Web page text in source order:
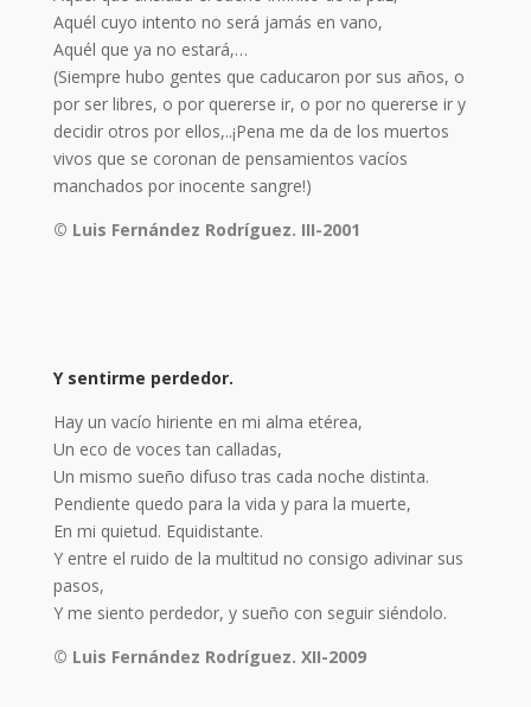
Aquél cuyo intento no será jamás en vano,
Aquél que ya no estará,…
(Siempre hubo gentes que caducaron por sus años, o
por ser libres, o por quererse ir, o por no quererse ir y
decidir otros por ellos,..¡Pena me da de los muertos
vivos que se coronan de pensamientos vacíos
manchados por inocente sangre!)
© Luis Fernández Rodríguez. III-2001
Y sentirme perdedor.
Hay un vacío hiriente en mi alma etérea,
Un eco de voces tan calladas,
Un mismo sueño difuso tras cada noche distinta.
Pendiente quedo para la vida y para la muerte,
En mi quietud. Equidistante.
Y entre el ruido de la multitud no consigo adivinar sus
pasos,
Y me siento perdedor, y sueño con seguir siéndolo.
© Luis Fernández Rodríguez. XII-2009